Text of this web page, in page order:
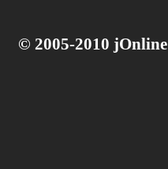
© 2005-2010